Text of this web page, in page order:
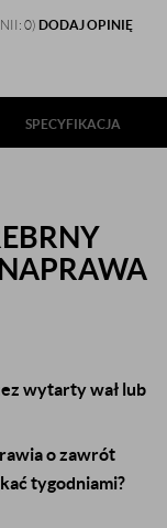
0) DODAJ OPINIĘ
SPECYFIKACJA
wytarty wał lub
o zawrót
tygodniami?